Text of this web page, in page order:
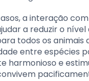
a interação
a reduzir o nível
todos os animais
entre espécies
harmonioso e